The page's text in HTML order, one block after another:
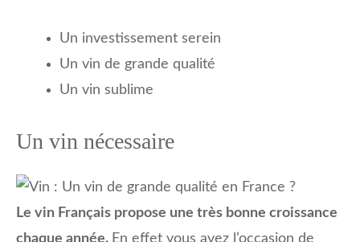
Un investissement serein
Un vin de grande qualité
Un vin sublime
Un vin nécessaire
Le vin Français propose une très bonne croissance